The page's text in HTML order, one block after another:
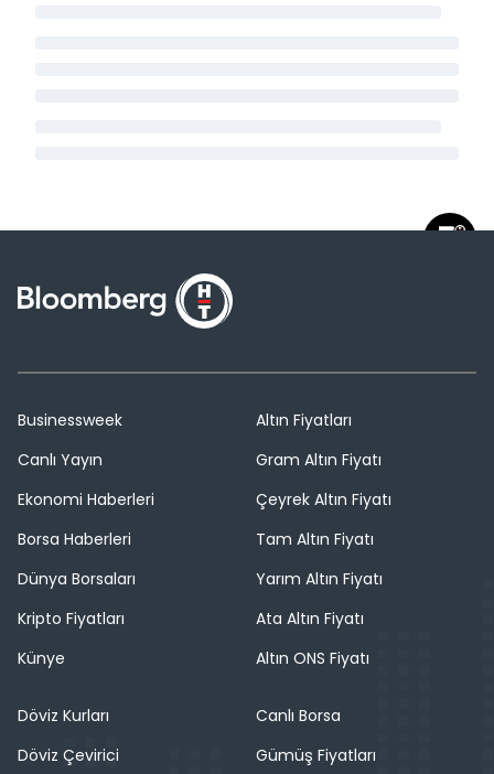
Businessweek
Canlı Yayın
Ekonomi Haberleri
Borsa Haberleri
Dünya Borsaları
Kripto Fiyatları
Künye
Altın Fiyatları
Gram Altın Fiyatı
Çeyrek Altın Fiyatı
Tam Altın Fiyatı
Yarım Altın Fiyatı
Ata Altın Fiyatı
Altın ONS Fiyatı
Döviz Kurları
Döviz Çevirici
Canlı Borsa
Gümüş Fiyatları